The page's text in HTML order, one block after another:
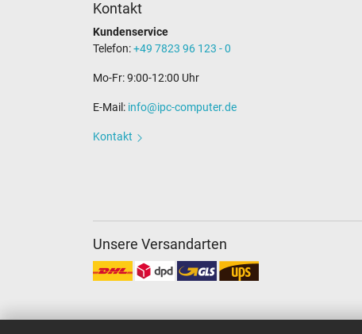
Kontakt
Kundenservice
Telefon:+49 7823 96 123 - 0
Mo-Fr: 9:00-12:00 Uhr
E-Mail: info@ipc-computer.de
Kontakt
Unsere Versandarten